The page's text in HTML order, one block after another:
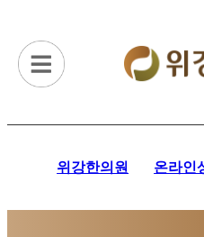
위강한의원 온라인